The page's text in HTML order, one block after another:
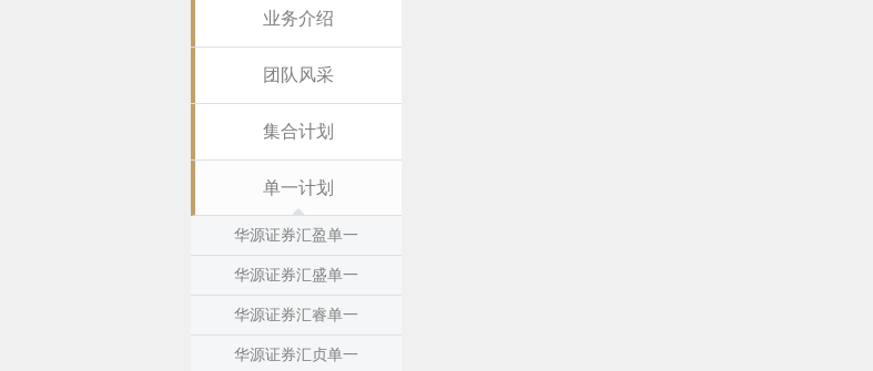
业务介绍
团队风采
集合计划
单一计划
华源证券汇盈单一
华源证券汇盛单一
华源证券汇睿单一
华源证券汇贞单一